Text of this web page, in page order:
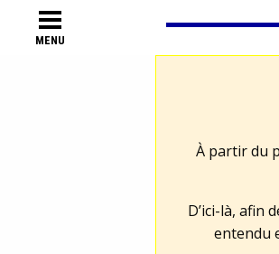
MENU
À partir du
D’ici-là, afin
entendu